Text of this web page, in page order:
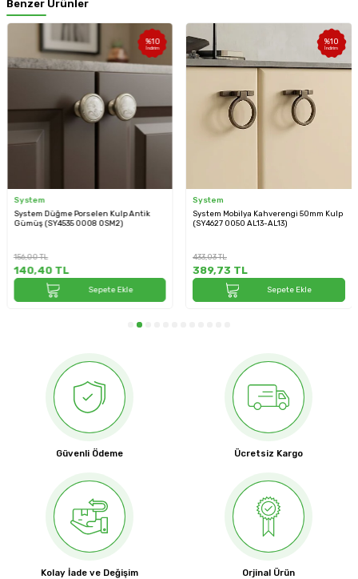
Benzer Ürünler
%10
İndirim
System
System Düğme Porselen Kulp Antik
Gümüş (SY4535 0008 OSM2)
156,00TL
140,40TL
Sepete Ekle
%10
İndirim
System
System Mobilya Kahverengi 50mm Kulp
(SY4627 0050 AL13-AL13)
433,03TL
389,73 TL
Sepete Ekle
Güvenli Ödeme Ücretsiz Kargo
Kolay İade ve Değişim Orjinal Ürün